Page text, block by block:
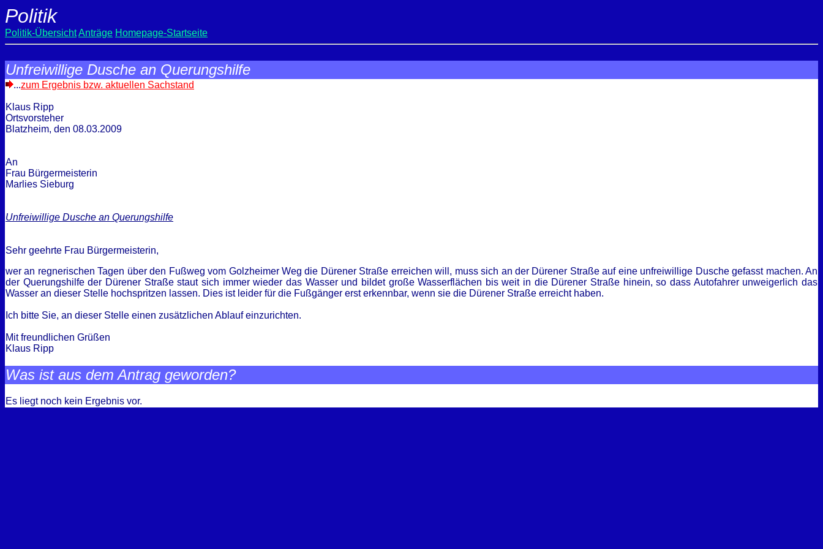
Politik
Politik-ÜbersichtAnträge Homepage-Startseite
Unfreiwillige Dusche an Querungshilfe
...zum Ergebnis bzw. aktuellen Sachstand
Klaus Ripp
Ortsvorsteher
Blatzheim, den 08.03.2009
An
Frau Bürgermeisterin
Marlies Sieburg
Unfreiwillige Dusche an Querungshilfe
Sehr geehrte Frau Bürgermeisterin,
wer an regnerischen Tagen über den Fußweg vom Golzheimer Weg die Dürener Straße erreichen will, muss sich an der Dürener Straße auf eine unfreiwillige Dusche gefasst machen. An
der Querungshilfe der Dürener Straße staut sich immer wieder das Wasser und bildet große Wasserflächen bis weit in die Dürener Straße hinein, so dass Autofahrer unweigerlich das
Wasser an dieser Stelle hochspritzen lassen. Dies ist leider für die Fußgänger erst erkennbar, wenn sie die Dürener Straße erreicht haben.
Ich bitte Sie, an dieser Stelle einen zusätzlichen Ablauf einzurichten.
Mit freundlichen Grüßen
Klaus Ripp
Was ist aus dem Antrag geworden?
Es liegt noch kein Ergebnis vor.